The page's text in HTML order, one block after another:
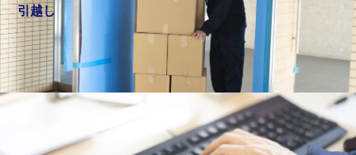
引越し